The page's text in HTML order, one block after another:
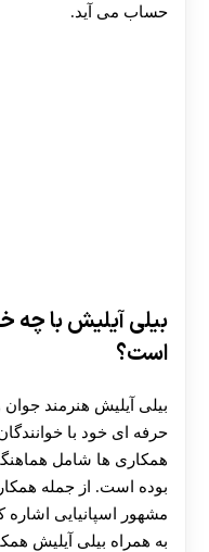
حساب می آید.
بیلی آیلیش با چه
است؟
بیلی آیلیش هنرمند
حرفه‌ ای خود با
همکاری‌ ها شامل
بوده است. از جمله
به همراه بیلی آیلیش